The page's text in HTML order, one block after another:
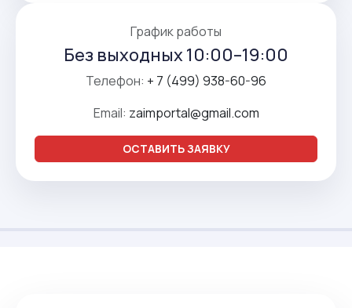
График работы
Без выходных 10:00–19:00
Телефон: + 7 (499) 938-60-96
Email: zaimportal@gmail.com
ОСТАВИТЬ ЗАЯВКУ